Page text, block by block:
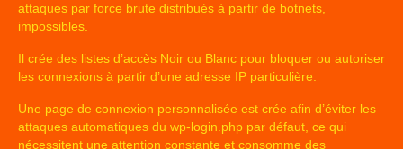
attaques par force brute distribués à partir de botnets,
impossibles.
Il crée des listes d’accès Noir ou Blanc pour bloquer ou autoriser
les connexions à partir d’une adresse IP particulière.
Une page de connexion personnalisée est crée afin d’éviter les
attaques automatiques du wp-login.php par défaut, ce qui
nécessitent une attention constante et consomme des